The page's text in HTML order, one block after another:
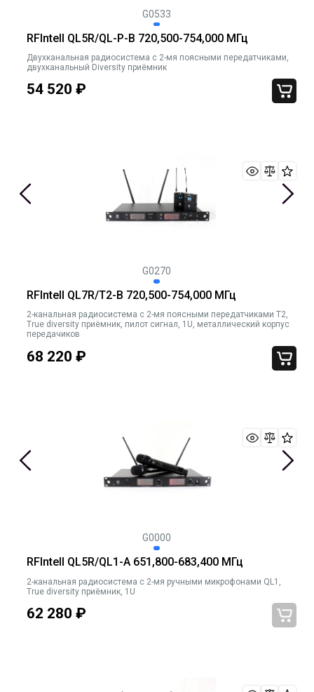
G0533
RFIntell QL5R/QL-P-B 720,500-754,000 МГц
Двухканальная радиосистема с 2-мя поясными передатчиками,
двухканальный Diversity приёмник
54 520 ₽
G0270
RFIntell QL7R/T2-B 720,500-754,000 МГц
2-канальная радиосистема с 2-мя поясными передатчиками T2,
True diversity приёмник, пилот сигнал, 1U, металлический корпус
передачиков
68 220 ₽
G0000
RFIntell QL5R/QL1-A 651,800-683,400 МГц
2-канальная радиосистема с 2-мя ручными микрофонами QL1,
True diversity приёмник, 1U
62 280 ₽